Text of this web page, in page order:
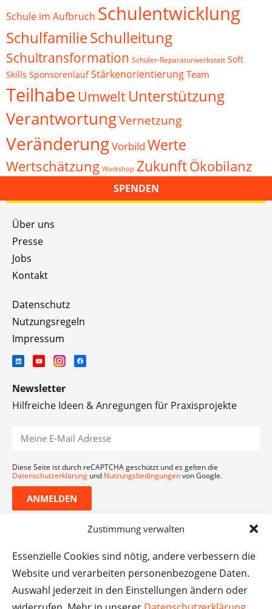
Zustimmung verwalten
Essenzielle Cookies sind nötig, andere verbessern die
Website und verarbeiten personenbezogene Daten.
Auswahl jederzeit in den Einstellungen ändern oder
Schule im Aufbruch Schulentwicklung
SchulfamilieSchulleitung
Schultransformation Schüler-Reparaturwerkstatt Soft
Skills Sponsorenlauf Stärkenorientierung Team
Teilhabe Umwelt Unterstützung
VerantwortungVernetzung
VeränderungVorbild Werte
Wertschätzung Workshop ZukunftÖkobilanz
SPENDEN
Über uns
Presse
Jobs
Kontakt
Datenschutz
Nutzungsregeln
Impressum
Newsletter
Hilfreiche Ideen & Anregungen für Praxisprojekte
Diese Seite ist durch reCAPTCHA geschützt und es gelten die
Datenschutzerklärung und Nutzungsbedingungenvon Google.
ANMELDEN